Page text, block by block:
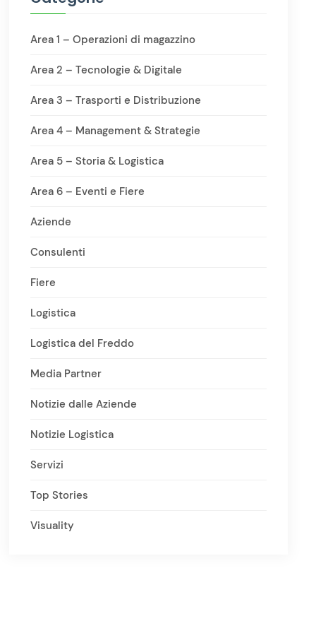
Area 1 – Operazioni di magazzino
Area 2 – Tecnologie & Digitale
Area 3 – Trasporti e Distribuzione
Area 4 – Management & Strategie
Area 5 – Storia & Logistica
Area 6 – Eventi e Fiere
Aziende
Consulenti
Fiere
Logistica
Logistica del Freddo
Media Partner
Notizie dalle Aziende
Notizie Logistica
Servizi
Top Stories
Visuality